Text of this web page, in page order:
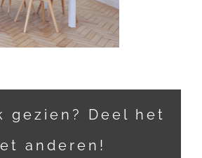
gezien? Deel het
anderen!